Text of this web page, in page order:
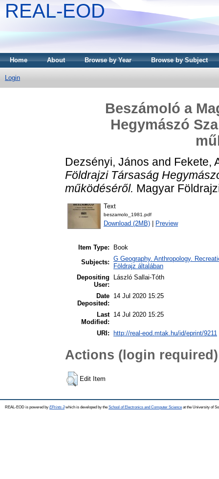
REAL-EOD
Home About Browse by Year Browse by Subject
Login
Beszámoló a
Hegymászó
Dezsényi, János and Fekete,
Földrajzi Társaság
működéséről. Magyar
Text
beszamolo_1981.pdf
Download (2MB) Preview
Item Type:
Book
Subjects: G Geography. Anthropology.
Földrajz általában
Depositing
User:
László Sallai-Tóth
Date
Deposited:
14 Jul 2020 15:25
Last
Modified:
14 Jul 2020 15:25
URI: http://real-eod.mtak.hu/id/eprint/9211
Actions (login required)
Edit Item
REAL-EOD is powered by EPrints 3which is developed by the School of Electronics and Computer Science at the University of